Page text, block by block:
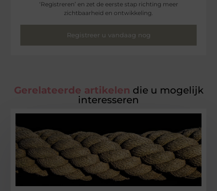
‘Registreren’ en zet de eerste stap richting meer
zichtbaarheid en ontwikkeling.
Registreer u vandaag nog
Gerelateerde artikelen die u mogelijk
interesseren